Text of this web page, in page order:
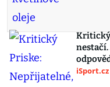
Kritický
nestačí.
iSport.cz